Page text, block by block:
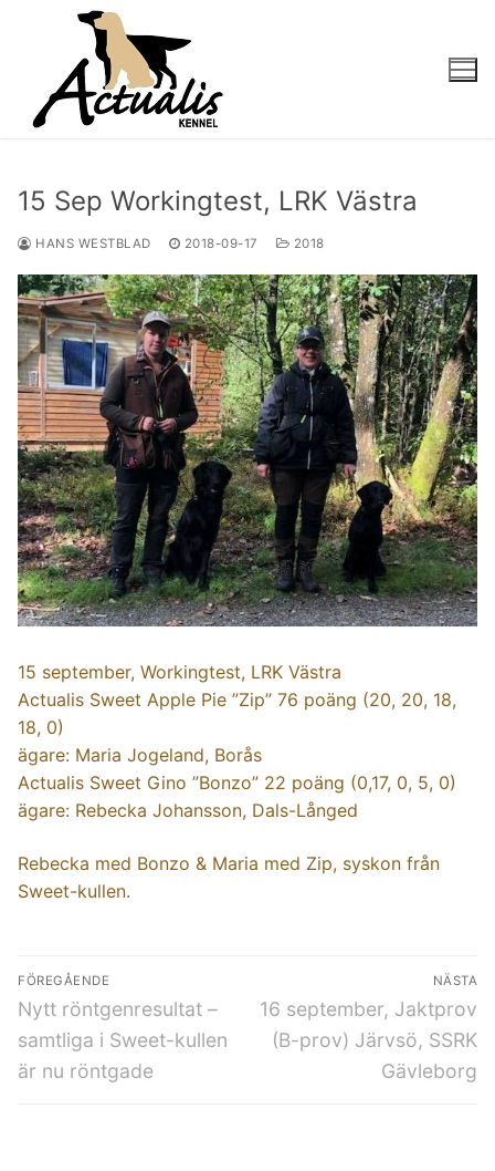
15 Sep Workingtest, LRK Västra
HANS WESTBLAD 2018-09-17 2018
15 september, Workingtest, LRK Västra
Actualis Sweet Apple Pie ”Zip” 76 poäng (20, 20, 18,
18, 0)
ägare: Maria Jogeland, Borås
Actualis Sweet Gino ”Bonzo” 22 poäng (0,17, 0, 5, 0)
ägare: Rebecka Johansson, Dals-Långed
Rebecka med Bonzo & Maria med Zip, syskon från
Sweet-kullen.
Inläggsnavigering
FÖREGÅENDE
Föregående
inlägg:
Nytt röntgenresultat –
samtliga i Sweet-kullen
är nu röntgade
NÄSTA
Nästa
inlägg:
16 september, Jaktprov
(B-prov) Järvsö, SSRK
Gävleborg